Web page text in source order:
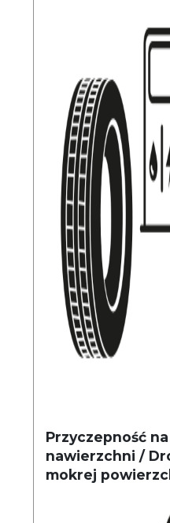
Przyczepność
nawierzchni /
mokrej